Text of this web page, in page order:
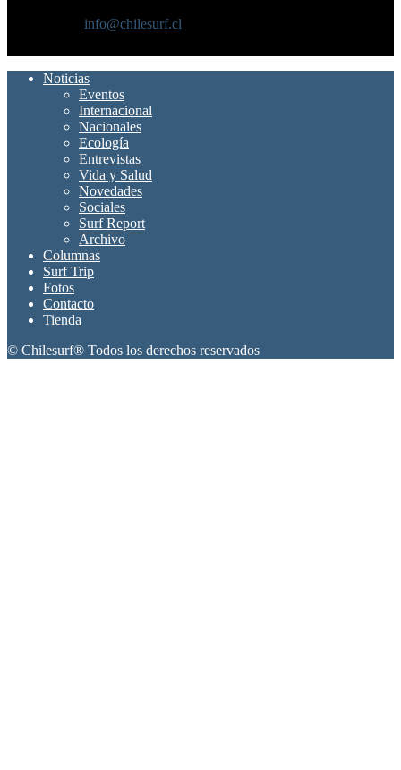
info@chilesurf.cl
Noticias
Eventos
Internacional
Nacionales
Ecología
Entrevistas
Vida y Salud
Novedades
Sociales
Surf Report
Archivo
Columnas
Surf Trip
Fotos
Contacto
Tienda
© Chilesurf® Todos los derechos reservados